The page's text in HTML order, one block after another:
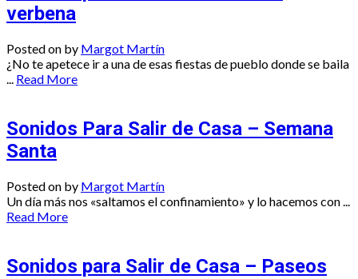
verbena
Posted on by Margot Martín
¿No te apetece ir a una de esas fiestas de pueblo donde se baila
... Read More
Sonidos Para Salir de Casa – Semana
Santa
Posted on by Margot Martín
Un día más nos «saltamos el confinamiento» y lo hacemos con ...
Read More
Sonidos para Salir de Casa – Paseos